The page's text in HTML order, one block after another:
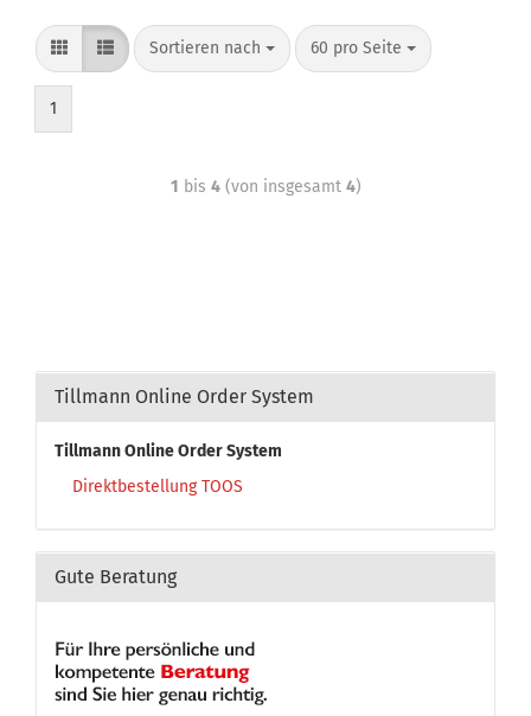
Sortieren nach 60 pro Seite
1
1 bis 4(von insgesamt 4)
Tillmann Online Order System
Tillmann Online Order System
Direktbestellung TOOS
Gute Beratung